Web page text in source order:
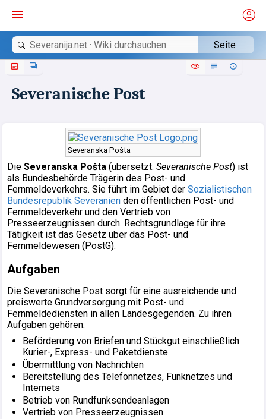
Navigationsmenü
Suche
Namensräume
Seite Ansichten
Lesen Quelltext
Severanische Post
Severanska Pošta
Die Severanska Pošta (übersetzt: Severanische Post) ist
als Bundesbehörde Trägerin des Post- und
Fernmeldeverkehrs. Sie führt im Gebiet der Sozialistischen
Bundesrepublik Severanien den öffentlichen Post- und
Fernmeldeverkehr und den Vertrieb von
Presseerzeugnissen durch. Rechtsgrundlage für ihre
Tätigkeit ist das Gesetz über das Post- und
Fernmeldewesen (PostG).
Aufgaben
Die Severanische Post sorgt für eine ausreichende und
preiswerte Grundversorgung mit Post- und
Fernmeldediensten in allen Landesgegenden. Zu ihren
Aufgaben gehören:
Beförderung von Briefen und Stückgut einschließlich
Kurier-, Express- und Paketdienste
Übermittlung von Nachrichten
Bereitstellung des Telefonnetzes, Funknetzes und
Internets
Betrieb von Rundfunksendeanlagen
Vertrieb von Presseerzeugnissen